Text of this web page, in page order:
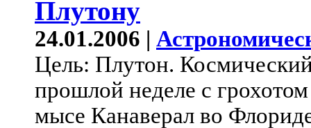
Плутону
24.01.2006 |
Цель: Плутон.
прошлой неделе с грохотом
мысе Канаверал во